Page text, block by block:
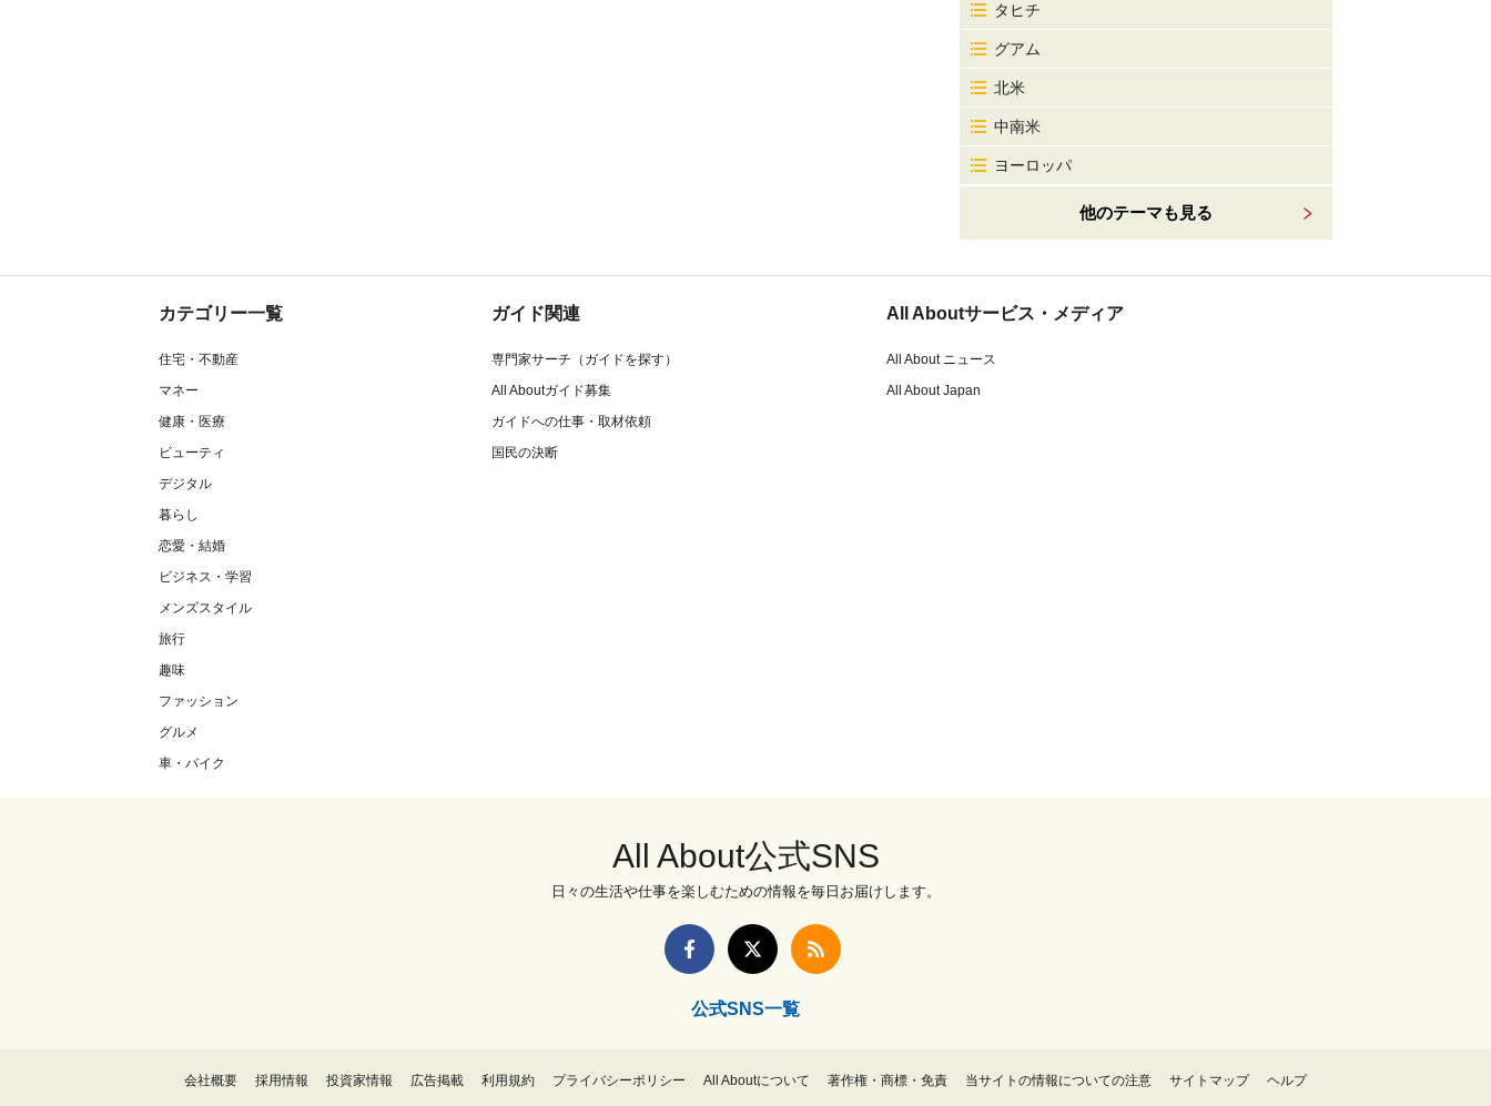
タヒチ
グアム
北米
中南米
ヨーロッパ
他のテーマも見る
カテゴリー一覧
住宅・不動産
マネー
健康・医療
ビューティ
デジタル
暮らし
恋愛・結婚
ビジネス・学習
メンズスタイル
旅行
趣味
ファッション
グルメ
車・バイク
ガイド関連
専門家サーチ（ガイドを探す）
All Aboutガイド募集
ガイドへの仕事・取材依頼
国民の決断
All Aboutサービス・メディア
All About ニュース
All About Japan
All About公式SNS
日々の生活や仕事を楽しむための情報を毎日お届けします。
公式SNS一覧
会社概要 採用情報 投資家情報 広告掲載 利用規約 プライバシーポリシー All Aboutについて 著作権・商標・免責 当サイトの情報についての注意 サイトマップ ヘルプ